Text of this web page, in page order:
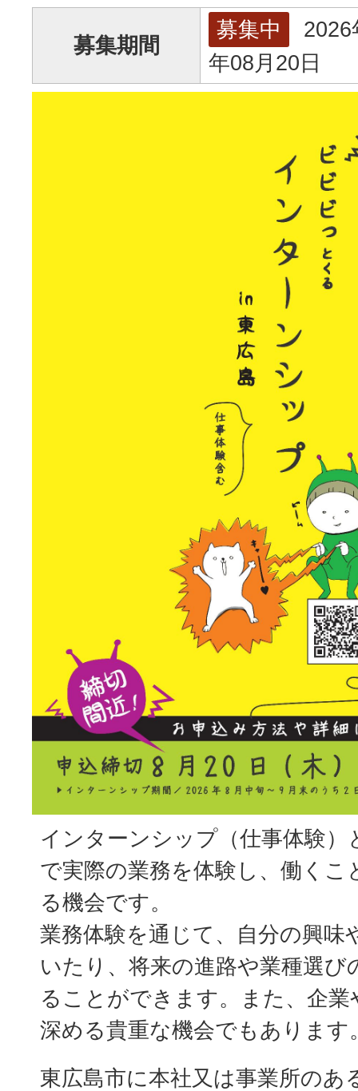
募集期間
募集中
2026
年08月20日
インターンシップ（仕事体験）
で実際の業務を体験し、働くこ
る機会です。
業務体験を通じて、自分の興味
いたり、将来の進路や業種選び
ることができます。また、企
深める貴重な機会でもあります
東広島市に本社又は事業所のあ